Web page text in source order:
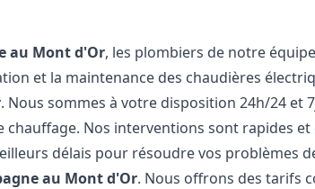
au Mont d'Or, les plombiers de notre
et la maintenance des chaudières
. Nous sommes à votre disposition 24h/24 et
chauffage. Nos interventions sont rapides et
délais pour résoudre vos problèmes
au Mont d'Or. Nous offrons des tarifs